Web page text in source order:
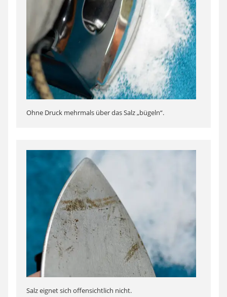
Ohne Druck mehrmals über das Salz „bügeln“.
Salz eignet sich offensichtlich nicht.